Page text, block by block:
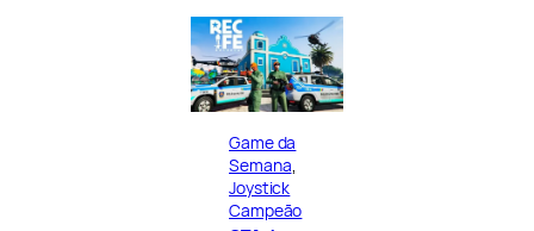
Game da
Semana
Joystick
Campeão